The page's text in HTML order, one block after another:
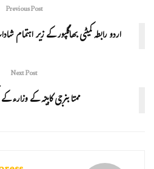
Previous Post
اردو رابطہ کمیٹی بھاگلپور کے زیر اہتمام
Next Post
ممتا بنرجی کابینہ کے وزارء